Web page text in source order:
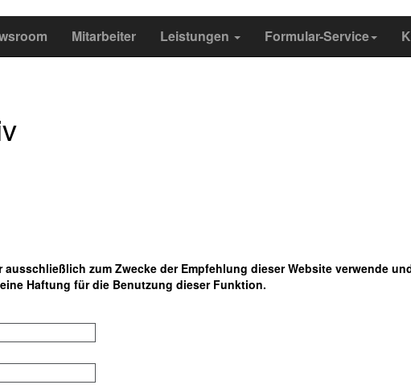
Mitarbeiter Leistungen Formular-Service
zum Zwecke der Empfehlung dieser Website verwende
Haftung für die Benutzung dieser Funktion.